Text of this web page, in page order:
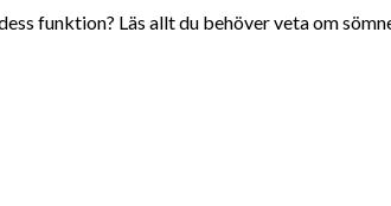
funktion? Läs allt du behöver veta om